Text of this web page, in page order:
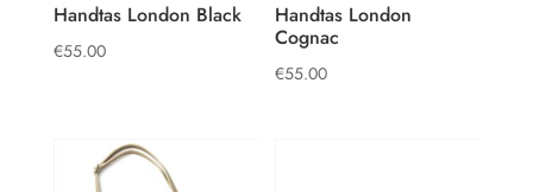
Handtas London Black
€55.00
Handtas London
Cognac
€55.00